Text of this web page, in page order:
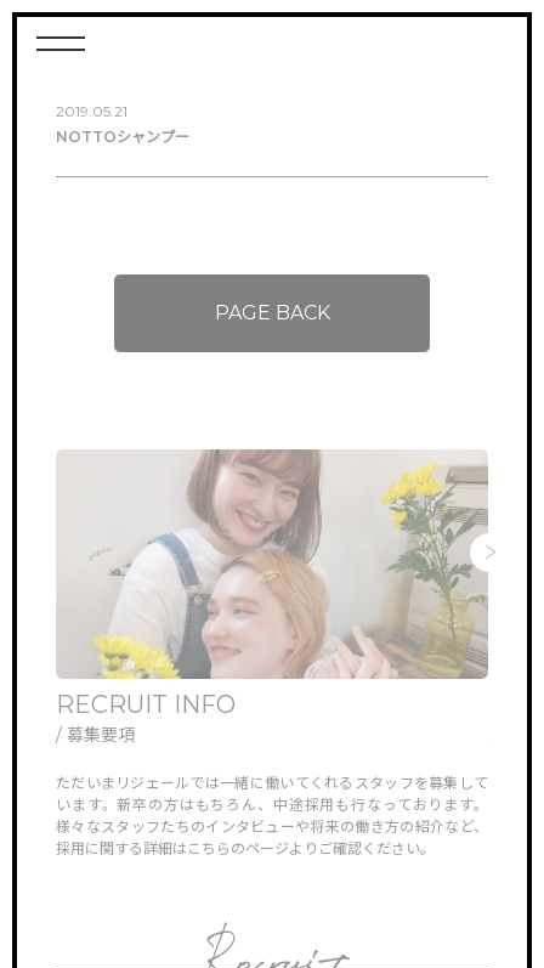
NOTTOシャンプー
2019.05.21
PAGE BACK
RECRUIT INFO
/ 募集要項
ただいまリジェールでは一緒に働いてくれるスタッフを募集して
います。新卒の方はもちろん、中途採用も行なっております。
様々なスタッフたちのインタビューや将来の働き方の紹介など、
採用に関する詳細はこちらのページよりご確認ください。